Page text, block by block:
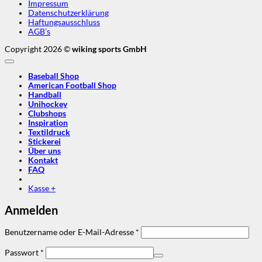
Impressum
Datenschutzerklärung
Haftungsausschluss
AGB’s
Copyright 2026 ©wiking sports GmbH
Baseball Shop
American Football Shop
Handball
Unihockey
Clubshops
Inspiration
Textildruck
Stickerei
Über uns
Kontakt
FAQ
Kasse+
Anmelden
Benutzername oder E-Mail-Adresse *
Passwort *